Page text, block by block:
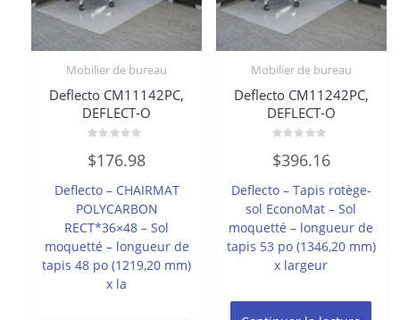
Mobilier de bureau
Deflecto CM11142PC,
DEFLECT-O
0
$176.98
Deflecto – CHAIRMAT
POLYCARBON
RECT*36×48 – Sol
moquetté – longueur de
tapis 48 po (1219,20 mm)
x la
Mobilier de bureau
Deflecto CM11242PC,
DEFLECT-O
0
$396.16
Deflecto – Tapis rotège-
sol EconoMat – Sol
moquetté – longueur de
tapis 53 po (1346,20 mm)
x largeur